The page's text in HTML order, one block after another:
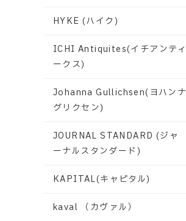
HYKE (ハイク)
ICHI Antiquites(イチアンティ
ークス)
Johanna Gullichsen(ヨハンナ
グリクセン)
JOURNAL STANDARD (ジャ
ーナルスタンダード)
KAPITAL(キャピタル)
kaval （カヴァル）